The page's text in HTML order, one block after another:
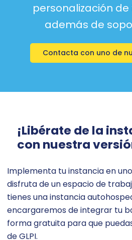
personalización
además de
Contacta con uno de
¡Libérate de la
con nuestra
Implementa tu instancia en
disfruta de un espacio de
tienes una instancia
encargaremos de integrar tu
forma gratuita para que
de GLPI.